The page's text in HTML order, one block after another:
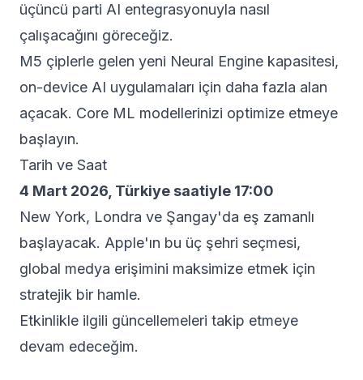
üçüncü parti AI entegrasyonuyla nasıl
çalışacağını göreceğiz.
M5 çiplerle gelen yeni Neural Engine kapasitesi,
on-device AI uygulamaları için daha fazla alan
açacak. Core ML modellerinizi optimize etmeye
başlayın.
Tarih ve Saat
4 Mart 2026, Türkiye saatiyle 17:00
New York, Londra ve Şangay'da eş zamanlı
başlayacak. Apple'ın bu üç şehri seçmesi,
global medya erişimini maksimize etmek için
stratejik bir hamle.
Etkinlikle ilgili güncellemeleri takip etmeye
devam edeceğim.